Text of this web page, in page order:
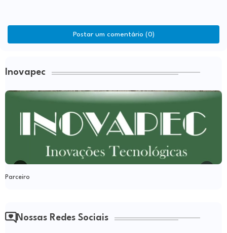
Postar um comentário (0)
Inovapec
Parceiro
Nossas Redes Sociais